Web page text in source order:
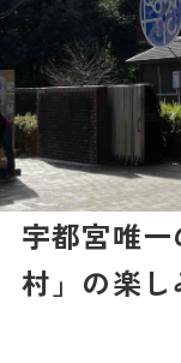
宇都宮唯
村」の楽し